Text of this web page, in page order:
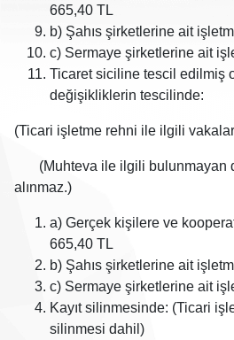
665,40 TL
b) Şahıs şirketlerine ait
c) Sermaye şirketlerine ait
Ticaret siciline tescil edilmiş
değişikliklerin tescilinde:
(Ticari işletme rehni ile ilgili
(Muhteva ile ilgili bulunmayan
alınmaz.)
a) Gerçek kişilere ve
665,40 TL
b) Şahıs şirketlerine ait
c) Sermaye şirketlerine ait
Kayıt silinmesinde: (Ticari
silinmesi dahil)